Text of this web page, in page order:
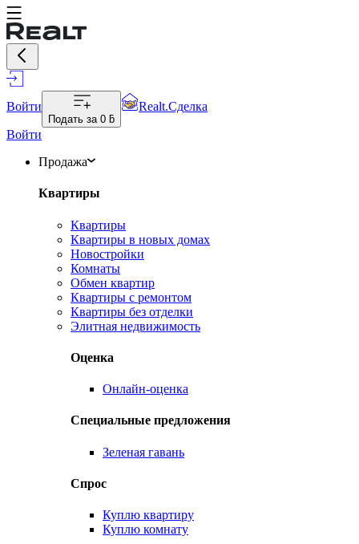
Войти
Подать за 0 ƃ
Realt.Сделка
Войти
Продажа
Квартиры
Квартиры
Квартиры в новых домах
Новостройки
Комнаты
Обмен квартир
Квартиры с ремонтом
Квартиры без отделки
Элитная недвижимость
Оценка
Онлайн-оценка
Специальные предложения
Зеленая гавань
Спрос
Куплю квартиру
Куплю комнату